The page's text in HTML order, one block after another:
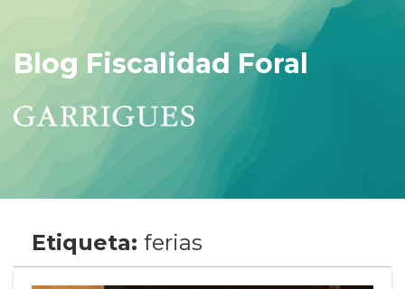
Blog Fiscalidad Foral
Etiqueta: ferias